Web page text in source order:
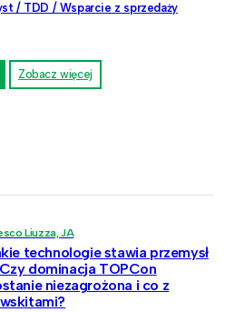
/ TDD / Wsparcie z sprzedaży
Zobacz więcej
Liuzza, JA
technologie stawia przemysł
dominacja TOPCon
niezagrożona i co z